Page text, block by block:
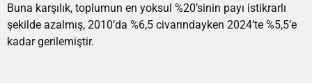
Buna karşılık, toplumun en yoksul %20’sinin payı istikrarlı
şekilde azalmış, 2010’da %6,5 civarındayken 2024’te %5,5’e
kadar gerilemiştir.